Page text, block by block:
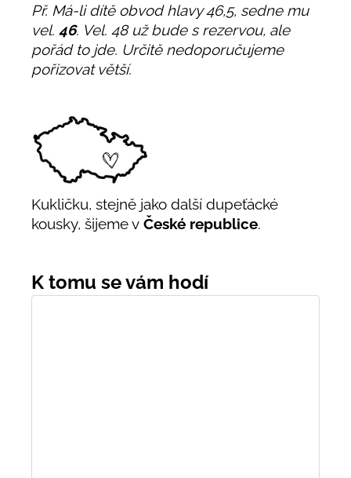
Př. Má-li dítě obvod hlavy 46,5, sedne mu
vel. 46. Vel. 48 už bude s rezervou, ale
pořád to jde. Určitě nedoporučujeme
pořizovat větší.
Kukličku, stejně jako další dupeťácké
kousky, šijeme v České republice.